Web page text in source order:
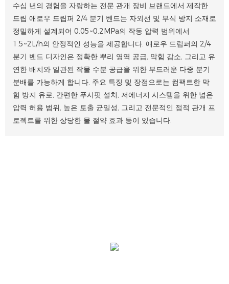
수십 년의 경험을 자랑하는 전문 관개 장비 브랜드에서 제작한
드립 애로우 드립퍼 2/4 분기 벤드는 자외선 및 부식 방지 소재로
정밀하게 설계되어 0.05~0.2MPa의 작동 압력 범위에서
1.5~2L/h의 안정적인 성능을 제공합니다. 애로우 드립퍼의 2/4
분기 벤드 디자인은 정확한 뿌리 영역 공급, 막힘 감소, 그리고 유
연한 배치와 일관된 작물 수분 공급을 위한 부드러운 다중 분기
분배를 가능하게 합니다. 주요 특징 및 장점으로는 컴팩트한 막
힘 방지 유로, 간편한 푸시핏 설치, 저에너지 시스템을 위한 넓은
압력 허용 범위, 높은 토출 균일성, 그리고 전문적인 점적 관개 프
로젝트를 위한 상당한 물 절약 효과 등이 있습니다.